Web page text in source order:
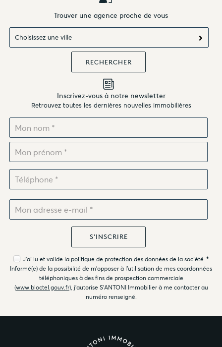
Trouver une agence proche de vous
Choisissez une ville
Inscrivez-vous à notre newsletter
Retrouvez toutes les dernières nouvelles immobilières
J'ai lu et valide la politique de protection des donnéesde la société. *
Informé(e) de la possibilité de m'opposer à l'utilisation de mes coordonnées
téléphoniques à des fins de prospection commerciale
(www.bloctel.gouv.fr), j'autorise S'ANTONI Immobilier à me contacter au
numéro renseigné.